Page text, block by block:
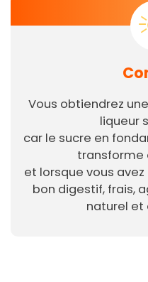
Vous obtiendrez
liqueur
car le sucre en
transforme
et lorsque vous
bon digestif, frais,
naturel et